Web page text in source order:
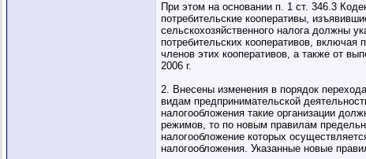
При этом на основании п. 1 ст. 346.3
потребительские кооперативы,
сельскохозяйственного налога должны
потребительских кооперативов, включая
членов этих кооперативов, а также от
2006 г.
2. Внесены изменения в порядок
видам предпринимательской
налогообложения такие организации
режимов, то по новым правилам
налогообложение которых
налогообложения. Указанные новые